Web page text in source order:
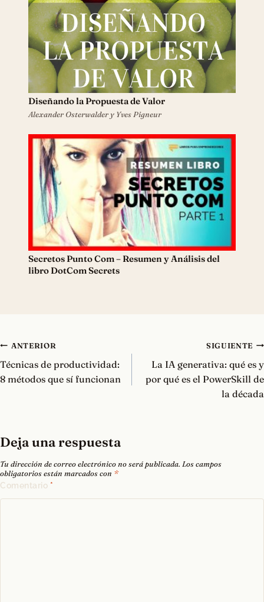
Diseñando la Propuesta de Valor
Alexander Osterwalder y Yves Pigneur
Secretos Punto Com – Resumen y Análisis del
libro DotCom Secrets
Navegación
de
entradas
ANTERIOR
Técnicas de productividad:
8 métodos que sí funcionan
SIGUIENTE
La IA generativa: qué es y
por qué es el PowerSkill de
la década
Deja una respuesta
Tu dirección de correo electrónico no será publicada. Los campos
obligatorios están marcados con *
Comentario *